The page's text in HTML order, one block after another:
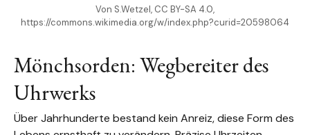
Von S.Wetzel, CC BY-SA 4.0,
https://commons.wikimedia.org/w/index.php?curid=20598064
Mönchsorden: Wegbereiter des
Uhrwerks
Über Jahrhunderte bestand kein Anreiz, diese Form des